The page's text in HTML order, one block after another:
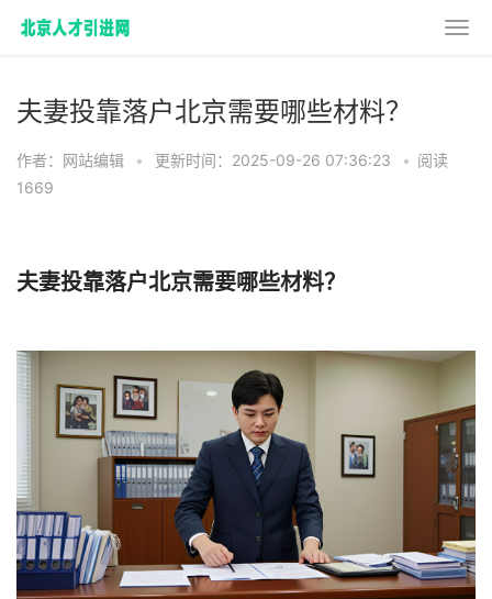
夫妻投靠落户北京需要哪些材料？
作者：网站编辑 • 更新时间：2025-09-26 07:36:23 • 阅读
1669
夫妻投靠落户北京需要哪些材料？